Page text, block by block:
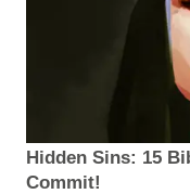
Hidden Sins: 15
Commit!